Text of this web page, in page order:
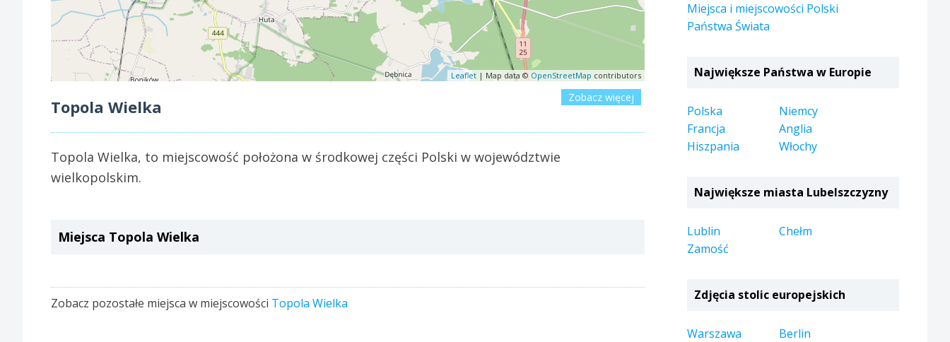
Leaflet | Map data © OpenStreetMap contributors
Zobacz więcej
Topola Wielka
Topola Wielka, to miejscowość położona w środkowej części Polski w województwie
wielkopolskim.
Miejsca Topola Wielka
Zobacz pozostałe miejsca w miejscowości Topola Wielka
Miejsca i miejscowości Polski
Państwa Świata
Największe Państwa w Europie
Polska
Niemcy
Francja
Anglia
Hiszpania
Włochy
Największe miasta Lubelszczyzny
Lublin
Chełm
Zamość
Zdjęcia stolic europejskich
Warszawa
Berlin